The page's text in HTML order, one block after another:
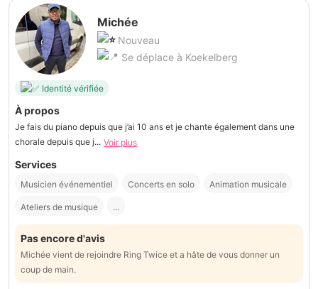
Michée
Nouveau
Se déplace à Koekelberg
Identité vérifiée
À propos
Je fais du piano depuis que j’ai 10 ans et je chante également dans une
chorale depuis que j... Voir plus
Services
Musicien événementiel Concerts en solo Animation musicale
Ateliers de musique ...
Pas encore d'avis
Michée vient de rejoindre Ring Twice et a hâte de vous donner un
coup de main.